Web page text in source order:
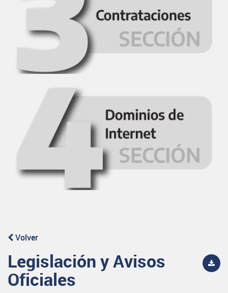
Volver
Legislación y Avisos
Oficiales